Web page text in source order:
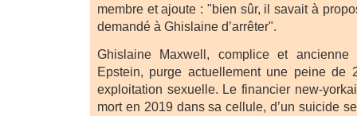
membre et ajoute : "bien sûr, il savait à
demandé à Ghislaine d’arrêter".
Ghislaine Maxwell, complice et ancienne
Epstein, purge actuellement une peine de
exploitation sexuelle. Le financier new-
mort en 2019 dans sa cellule, d’un suicide